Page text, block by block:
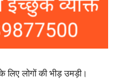
लोगों की भीड़ उमड़ी।